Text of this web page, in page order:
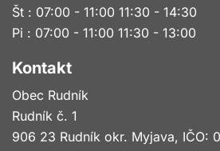
Št : 07:00 - 11:00 11:30 - 14:30
Pi : 07:00 - 11:00 11:30 - 13:00
Kontakt
Obec Rudník
Rudník č. 1
906 23 Rudník okr. Myjava, IČO: